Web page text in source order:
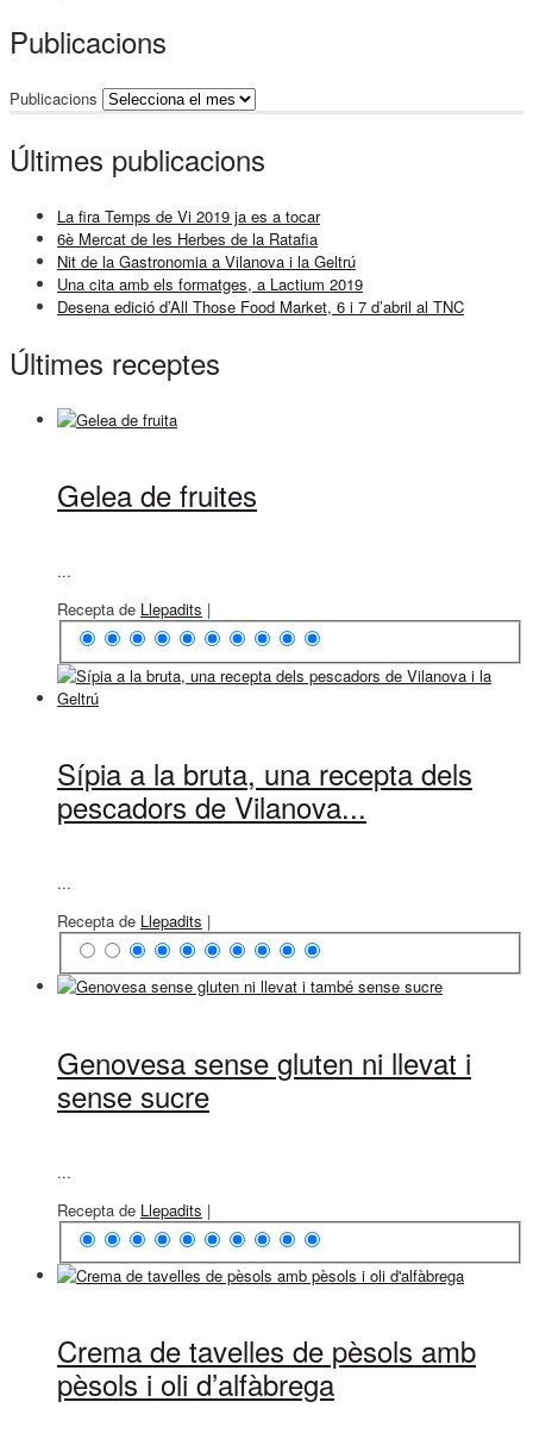
Publicacions
Publicacions
Últimes publicacions
La fira Temps de Vi 2019 ja es a tocar
6è Mercat de les Herbes de la Ratafia
Nit de la Gastronomia a Vilanova i la Geltrú
Una cita amb els formatges, a Lactium 2019
Desena edició d’All Those Food Market, 6 i 7 d’abril al TNC
Últimes receptes
Gelea de fruites
...
Recepta de Llepadits |
Sípia a la bruta, una recepta dels
pescadors de Vilanova...
...
Recepta de Llepadits |
Genovesa sense gluten ni llevat i
sense sucre
...
Recepta de Llepadits |
Crema de tavelles de pèsols amb
pèsols i oli d’alfàbrega